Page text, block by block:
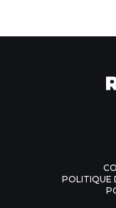
POLITIQUE